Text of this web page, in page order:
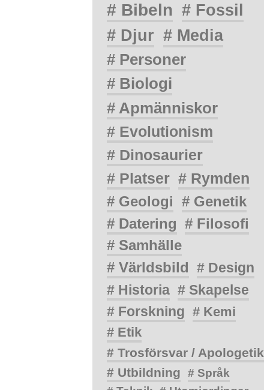
# Bibeln # Fossil
# Djur # Media
# Personer
# Biologi
# Apmänniskor
# Evolutionism
# Dinosaurier
# Platser # Rymden
# Geologi # Genetik
# Datering # Filosofi
# Samhälle
# Världsbild # Design
# Historia # Skapelse
# Forskning # Kemi
# Etik
# Trosförsvar / Apologetik
# Utbildning
# Språk